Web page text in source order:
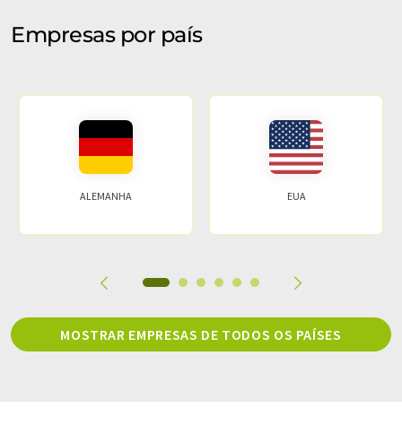
Empresas por país
ALEMANHA EUA
MOSTRAR EMPRESAS DE TODOS OS PAÍSES